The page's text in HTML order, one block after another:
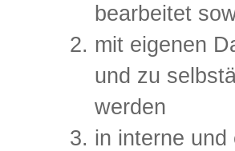
bearbeitet
mit eigenen
und zu
werden
in interne